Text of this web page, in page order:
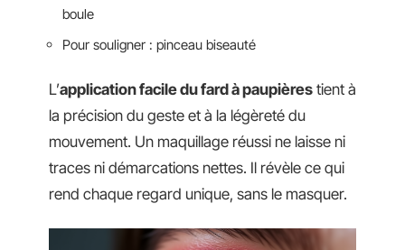
boule
Pour souligner : pinceau biseauté
L’application facile du fard à paupières tient à
la précision du geste et à la légèreté du
mouvement. Un maquillage réussi ne laisse ni
traces ni démarcations nettes. Il révèle ce qui
rend chaque regard unique, sans le masquer.